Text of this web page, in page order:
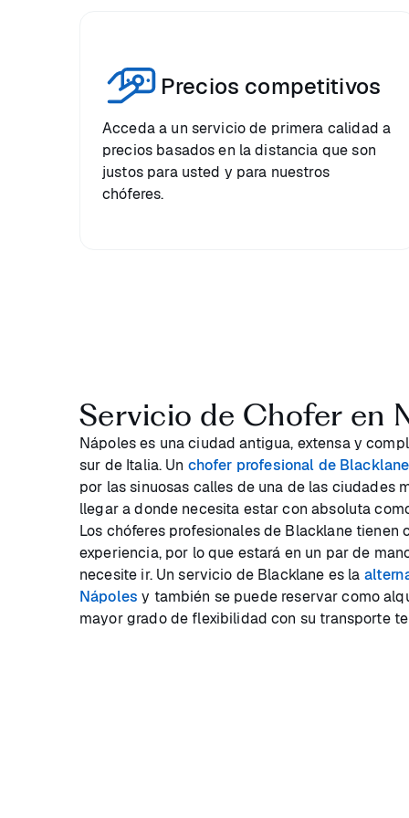
Precios competitivos
Acceda a un servicio de primera calidad a
precios basados en la distancia que son
justos para usted y para nuestros
chóferes.
Servicio de Chofer en
Nápoles es una ciudad antigua, extensa y
sur de Italia. Un chofer profesional de Blacklane
por las sinuosas calles de una de las ciudades
llegar a donde necesita estar con absoluta
Los chóferes profesionales de Blacklane tienen
experiencia, por lo que estará en un par de
necesite ir. Un servicio de Blacklane es la
Nápoles y también se puede reservar como
mayor grado de flexibilidad con su transporte